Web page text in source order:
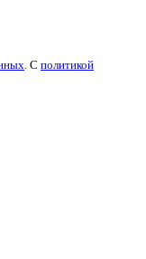
. С политикой